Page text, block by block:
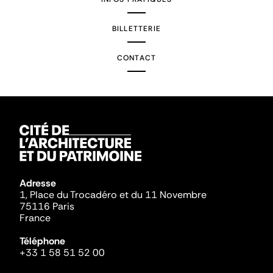
BILLETTERIE
CONTACT
Adresse
1, Place du Trocadéro et du 11 Novembre
75116 Paris
France
Téléphone
+33 1 58 51 52 00